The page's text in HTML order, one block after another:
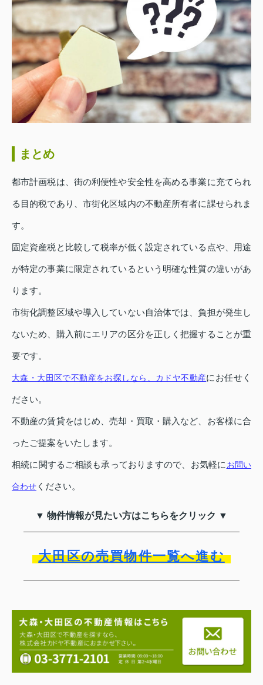
まとめ
都市計画税は、街の利便性や安全性を高める事業に充てられ
る目的税であり、市街化区域内の不動産所有者に課せられま
す。
固定資産税と比較して税率が低く設定されている点や、用途
が特定の事業に限定されているという明確な性質の違いがあ
ります。
市街化調整区域や導入していない自治体では、負担が発生し
ないため、購入前にエリアの区分を正しく把握することが重
要です。
大森・大田区で不動産をお探しなら、カドヤ不動産にお任せく
ださい。
不動産の賃貸をはじめ、売却・買取・購入など、お客様に合
ったご提案をいたします。
相続に関するご相談も承っておりますので、お気軽にお問い
合わせ ください。
▼ 物件情報が見たい方はこちらをクリック ▼
大田区の売買物件一覧へ進む